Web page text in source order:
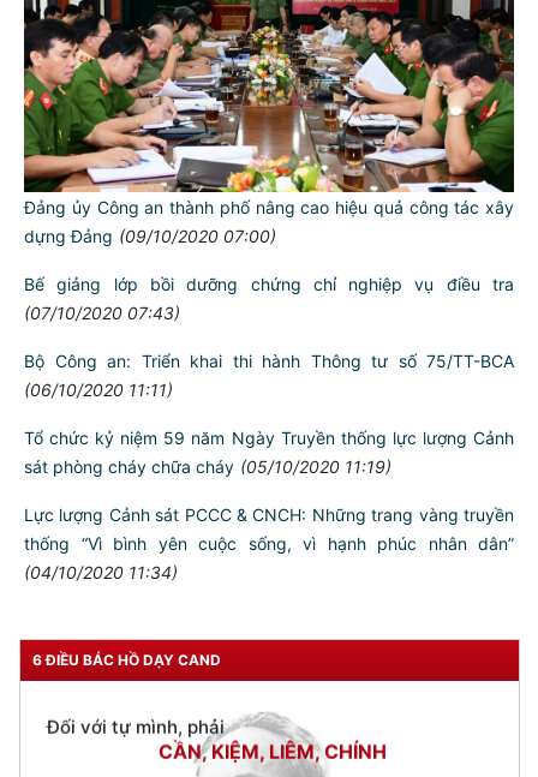
Đảng ủy Công an thành phố nâng cao hiệu quả công tác xây
dựng Đảng (09/10/2020 07:00)
Bế giảng lớp bồi dưỡng chứng chỉ nghiệp vụ điều tra
(07/10/2020 07:43)
Bộ Công an: Triển khai thi hành Thông tư số 75/TT-BCA
(06/10/2020 11:11)
Tổ chức kỷ niệm 59 năm Ngày Truyền thống lực lượng Cảnh
sát phòng cháy chữa cháy (05/10/2020 11:19)
Lực lượng Cảnh sát PCCC & CNCH: Những trang vàng truyền
thống “Vì bình yên cuộc sống, vì hạnh phúc nhân dân”
(04/10/2020 11:34)
6 ĐIỀU BÁC HỒ DẠY CAND
Đối với tự mình, phải
CẦN, KIỆM, LIÊM, CHÍNH
Đối với đồng sự, phải
THÂN ÁI GIÚP ĐỠ